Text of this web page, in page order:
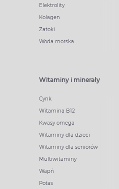
Elektrolity
Kolagen
Zatoki
Woda morska
Witaminy i minerały
Cynk
Witamina B12
Kwasy omega
Witaminy dla dzieci
Witaminy dla seniorów
Multiwitaminy
Wapń
Potas